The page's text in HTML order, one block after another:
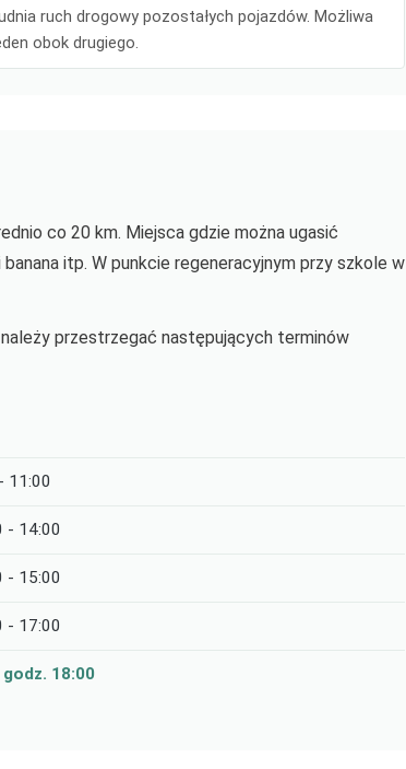
ruch drogowy pozostałych pojazdów. Możliwa
obok drugiego.
co 20 km. Miejsca gdzie można ugasić
itp. W punkcie regeneracyjnym przy szkole w
przestrzegać następujących terminów
11:00
- 14:00
- 15:00
- 17:00
18:00